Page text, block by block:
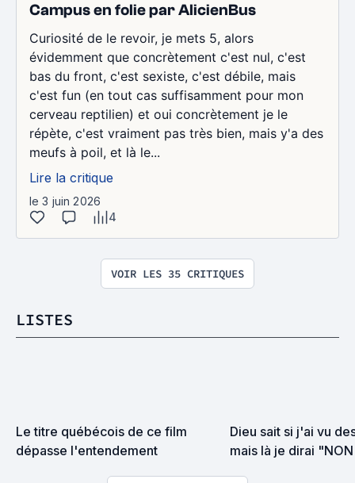
Campus en folie par AlicienBus
Curiosité de le revoir, je mets 5, alors
évidemment que concrètement c'est nul, c'est
bas du front, c'est sexiste, c'est débile, mais
c'est fun (en tout cas suffisamment pour mon
cerveau reptilien) et oui concrètement je le
répète, c'est vraiment pas très bien, mais y'a des
meufs à poil, et là le...
Lire la critique
le 3 juin 2026
4
VOIR LES 35 CRITIQUES
LISTES
Le titre québécois de ce film
dépasse l'entendement
Dieu sait si j'ai vu
mais là je dirai